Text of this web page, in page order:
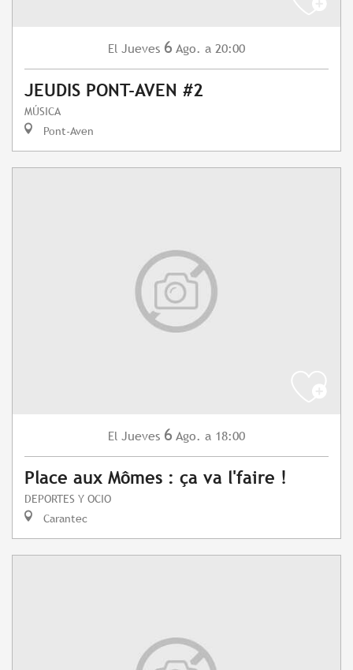
El Jueves 6 Ago. a 20:00
JEUDIS PONT-AVEN #2
MÚSICA
Pont-Aven
El Jueves 6 Ago. a 18:00
Place aux Mômes : ça va l'faire !
DEPORTES Y OCIO
Carantec